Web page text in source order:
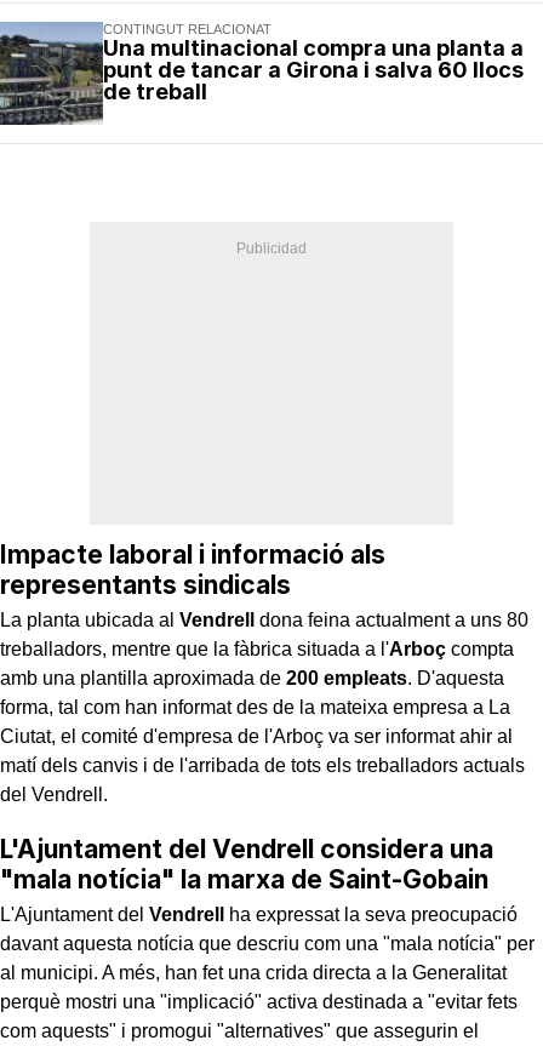
CONTINGUT RELACIONAT
Una multinacional compra una planta a
punt de tancar a Girona i salva 60 llocs
de treball
Impacte laboral i informació als
representants sindicals
La planta ubicada al Vendrell
dona feina actualment a uns 80
treballadors, mentre que la fàbrica situada a l'Arboç compta
amb una plantilla aproximada de 200 empleats. D'aquesta
forma, tal com han informat des de la mateixa empresa a La
Ciutat, el comité d'empresa de l'Arboç va ser informat ahir al
matí dels canvis i de l'arribada de tots els treballadors actuals
del Vendrell.
L'Ajuntament del Vendrell considera una
"mala notícia" la marxa de Saint-Gobain
L'Ajuntament del Vendrell
ha expressat la seva preocupació
davant aquesta notícia que descriu com una "mala notícia" per
al municipi. A més, han fet una crida directa a la Generalitat
perquè mostri una "implicació" activa destinada a "evitar fets
com aquests" i promogui "alternatives" que assegurin el